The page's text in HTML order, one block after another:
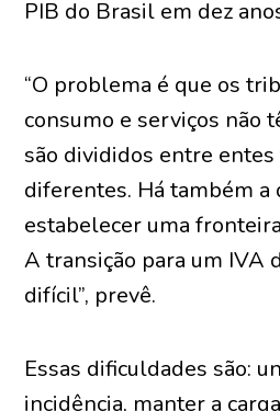
PIB do Brasil em dez
“O problema é que os
consumo e serviços não
são divididos entre
diferentes. Há também a
estabelecer uma
A transição para um IVA
difícil”, prevê.
Essas dificuldades são:
incidência, manter a